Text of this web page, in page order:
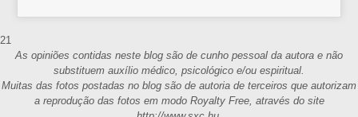
21
As opiniões contidas neste blog são de cunho pessoal da autora e não
substituem auxílio médico, psicológico e/ou espiritual.
Muitas das fotos postadas no blog são de autoria de terceiros que autorizam
a reprodução das fotos em modo Royalty Free, através do site